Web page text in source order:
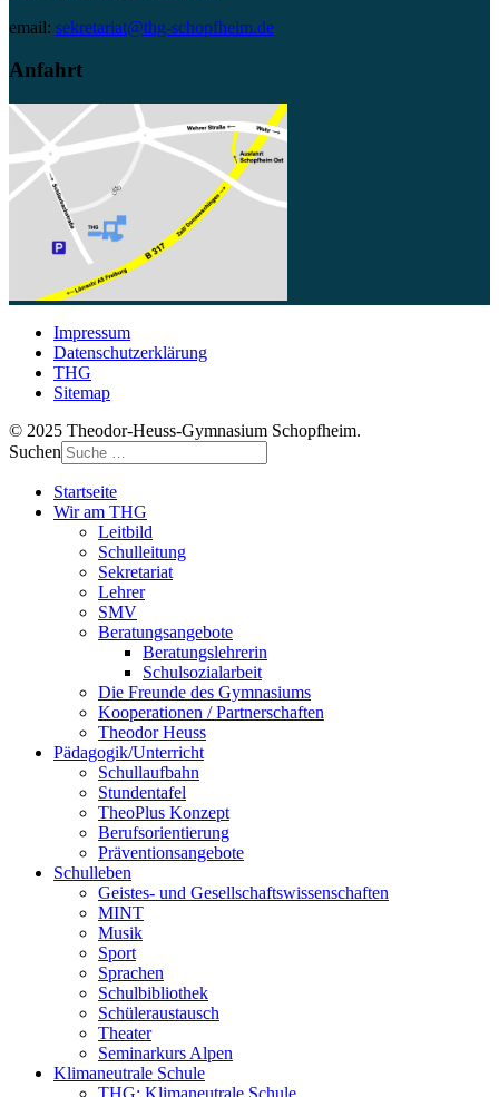
email: sekretariat@thg-schopfheim.de
Anfahrt
Impressum
Datenschutzerklärung
THG
Sitemap
© 2025 Theodor-Heuss-Gymnasium Schopfheim.
Suchen
Startseite
Wir am THG
Leitbild
Schulleitung
Sekretariat
Lehrer
SMV
Beratungsangebote
Beratungslehrerin
Schulsozialarbeit
Die Freunde des Gymnasiums
Kooperationen / Partnerschaften
Theodor Heuss
Pädagogik/Unterricht
Schullaufbahn
Stundentafel
TheoPlus Konzept
Berufsorientierung
Präventionsangebote
Schulleben
Geistes- und Gesellschaftswissenschaften
MINT
Musik
Sport
Sprachen
Schulbibliothek
Schüleraustausch
Theater
Seminarkurs Alpen
Klimaneutrale Schule
THG: Klimaneutrale Schule